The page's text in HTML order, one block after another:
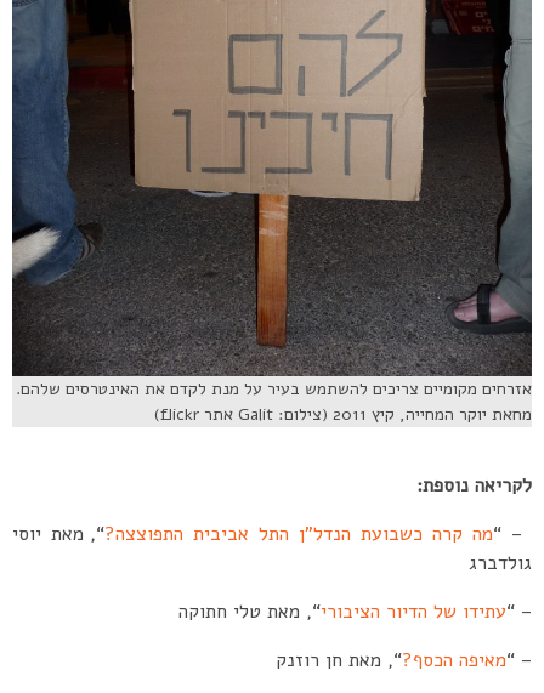
אזרחים מקומיים צריכים להשתמש בעיר על מנת לקדם את האינטרסים שלהם.
מחאת יוקר המחייה, קיץ 2011 (צילום: Galit אתר flickr)
לקריאה נוספת:
– “מה קרה כשבועת הנדל”ן התל אביבית התפוצצה?“, מאת יוסי
גולדברג
– “עתידו של הדיור הציבורי“, מאת טלי חתוקה
– “מאיפה הכסף?“, מאת חן רוזנק